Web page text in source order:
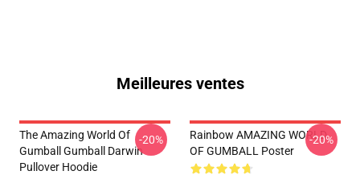
Meilleures ventes
The Amazing World Of
Gumball Gumball Darwin
Pullover Hoodie
-20%
Rainbow AMAZING WORLD
OF GUMBALL Poster
-20%